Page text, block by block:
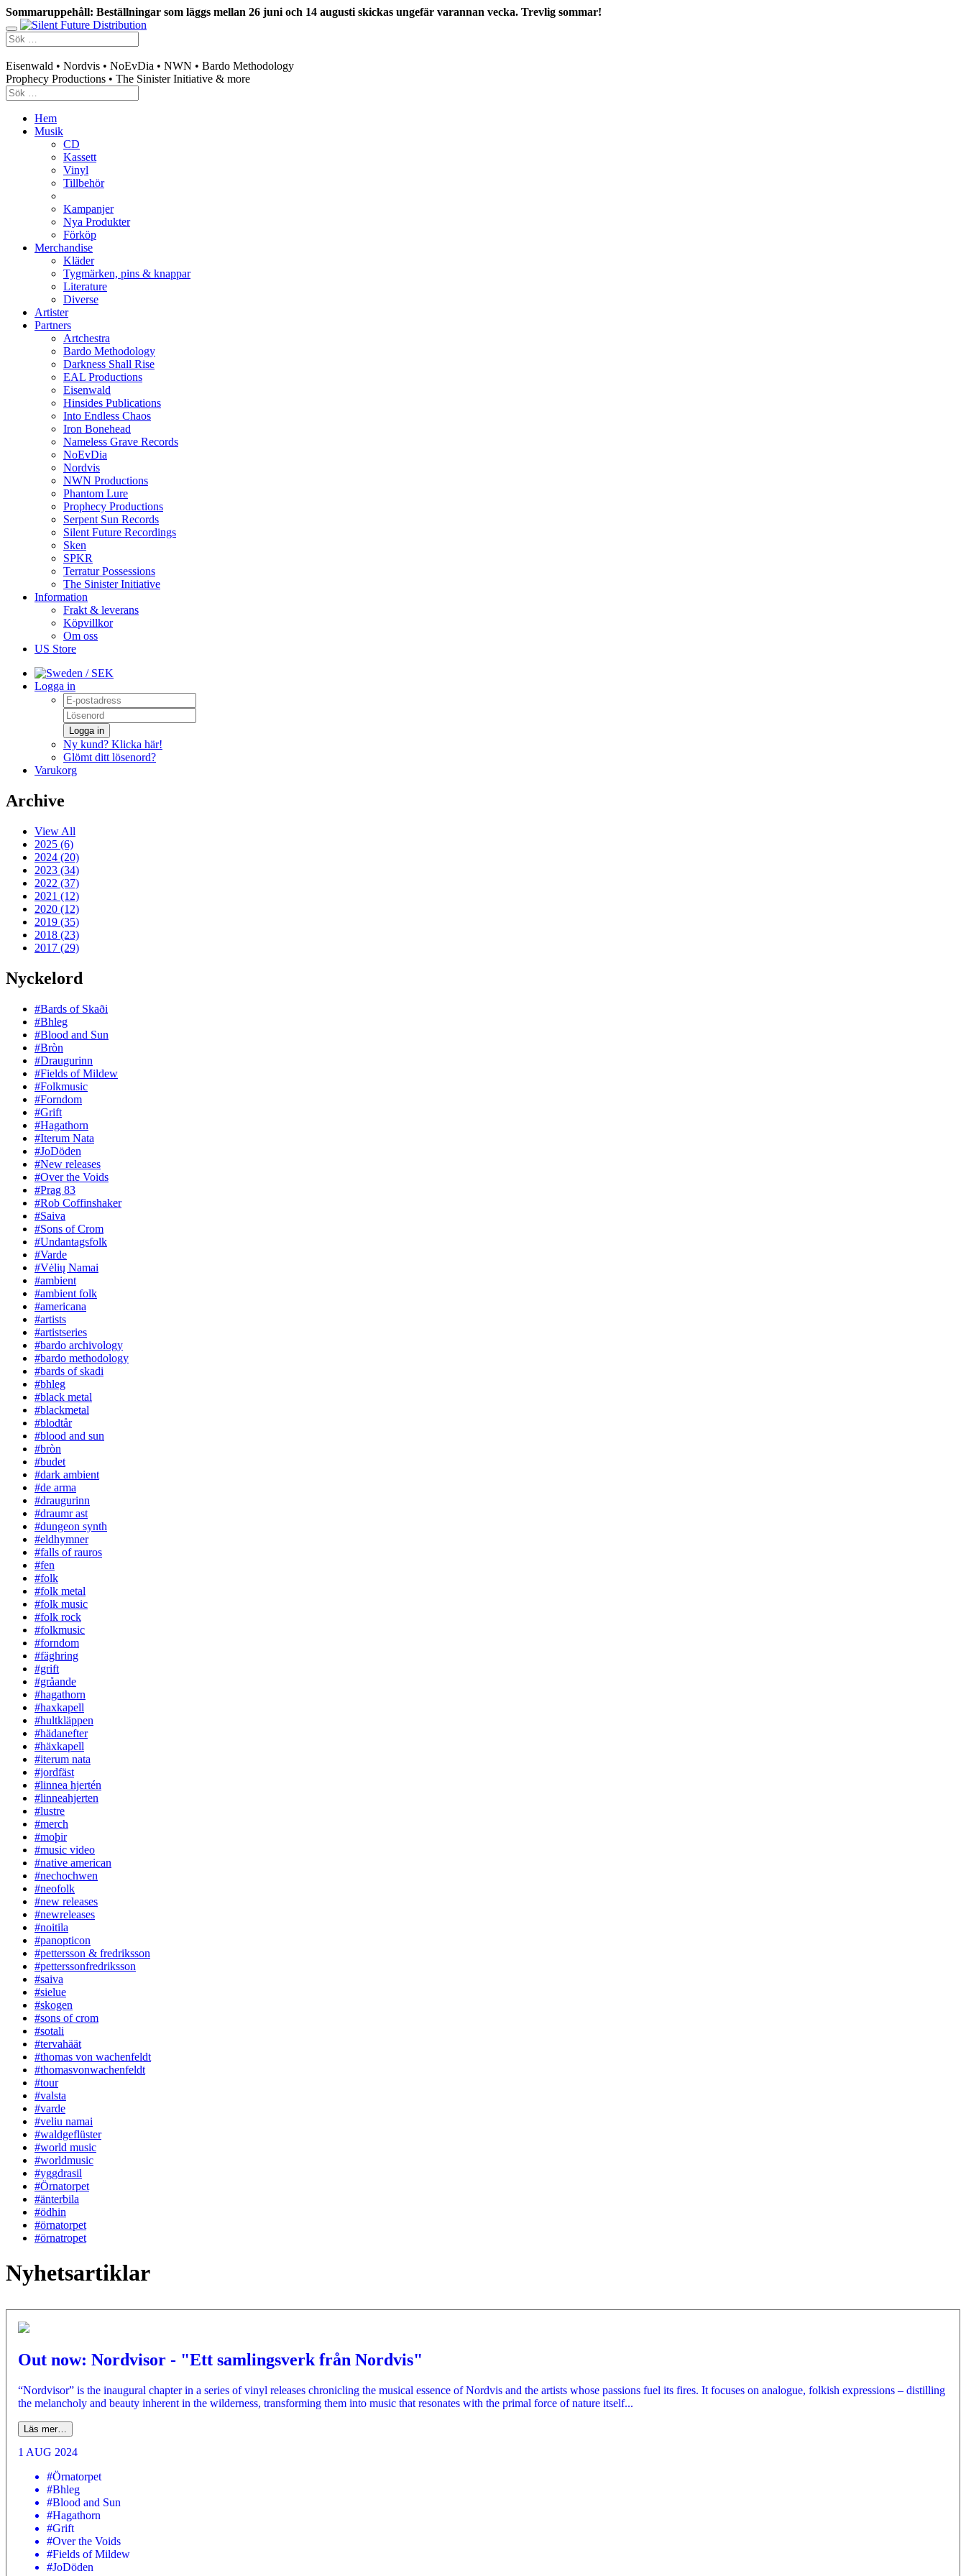
Sommaruppehåll: Beställningar som läggs mellan 26 juni och 14 augusti skickas ungefär varannan vecka. Trevlig sommar!
Eisenwald • Nordvis • NoEvDia • NWN • Bardo Methodology
Prophecy Productions • The Sinister Initiative & more
Hem
Musik
CD
Kassett
Vinyl
Tillbehör
Kampanjer
Nya Produkter
Förköp
Merchandise
Kläder
Tygmärken, pins & knappar
Literature
Diverse
Artister
Partners
Artchestra
Bardo Methodology
Darkness Shall Rise
EAL Productions
Eisenwald
Hinsides Publications
Into Endless Chaos
Iron Bonehead
Nameless Grave Records
NoEvDia
Nordvis
NWN Productions
Phantom Lure
Prophecy Productions
Serpent Sun Records
Silent Future Recordings
Sken
SPKR
Terratur Possessions
The Sinister Initiative
Information
Frakt & leverans
Köpvillkor
Om oss
US Store
/ SEK
Logga in
Logga in
Ny kund? Klicka här!
Glömt ditt lösenord?
Varukorg
Archive
View All
2025 (6)
2024 (20)
2023 (34)
2022 (37)
2021 (12)
2020 (12)
2019 (35)
2018 (23)
2017 (29)
Nyckelord
#Bards of Skaði
#Bhleg
#Blood and Sun
#Bròn
#Draugurinn
#Fields of Mildew
#Folkmusic
#Forndom
#Grift
#Hagathorn
#Iterum Nata
#JoDöden
#New releases
#Over the Voids
#Prag 83
#Rob Coffinshaker
#Saiva
#Sons of Crom
#Undantagsfolk
#Varde
#Vėlių Namai
#ambient
#ambient folk
#americana
#artists
#artistseries
#bardo archivology
#bardo methodology
#bards of skadi
#bhleg
#black metal
#blackmetal
#blodtår
#blood and sun
#bròn
#budet
#dark ambient
#de arma
#draugurinn
#draumr ast
#dungeon synth
#eldhymner
#falls of rauros
#fen
#folk
#folk metal
#folk music
#folk rock
#folkmusic
#forndom
#fäghring
#grift
#gråande
#hagathorn
#haxkapell
#hultkläppen
#hädanefter
#häxkapell
#iterum nata
#jordfäst
#linnea hjertén
#linneahjerten
#lustre
#merch
#moþir
#music video
#native american
#nechochwen
#neofolk
#new releases
#newreleases
#noitila
#panopticon
#pettersson & fredriksson
#petterssonfredriksson
#saiva
#sielue
#skogen
#sons of crom
#sotali
#tervahäät
#thomas von wachenfeldt
#thomasvonwachenfeldt
#tour
#valsta
#varde
#veliu namai
#waldgeflüster
#world music
#worldmusic
#yggdrasil
#Örnatorpet
#änterbila
#ödhin
#örnatorpet
#örnatropet
Nyhetsartiklar
Out now: Nordvisor - "Ett samlingsverk från Nordvis"
“Nordvisor” is the inaugural chapter in a series of vinyl releases chronicling the musical essence of Nordvis and the artists whose passions fuel its fires. It focuses on analogue, folkish expressions – distilling
the melancholy and beauty inherent in the wilderness, transforming them into music that resonates with the primal force of nature itself...
Läs mer…
1 AUG 2024
#Örnatorpet
#Bhleg
#Blood and Sun
#Hagathorn
#Grift
#Over the Voids
#Fields of Mildew
#JoDöden